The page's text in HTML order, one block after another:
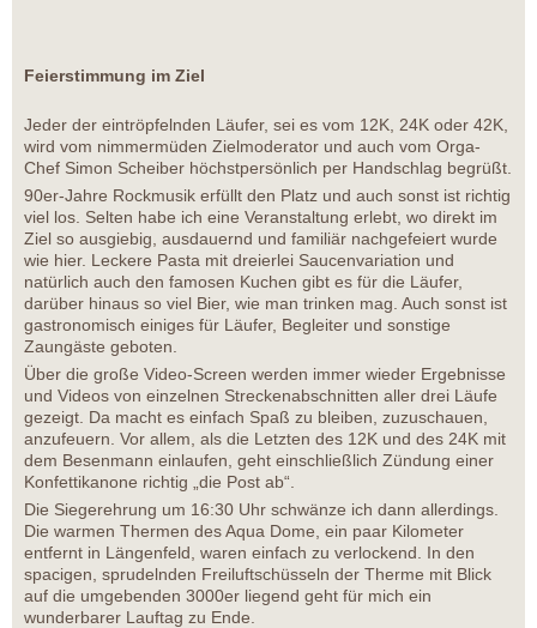
Feierstimmung im Ziel
Jeder der eintröpfelnden Läufer, sei es vom 12K, 24K oder 42K,
wird vom nimmermüden Zielmoderator und auch vom Orga-
Chef Simon Scheiber höchstpersönlich per Handschlag begrüßt.
90er-Jahre Rockmusik erfüllt den Platz und auch sonst ist richtig
viel los. Selten habe ich eine Veranstaltung erlebt, wo direkt im
Ziel so ausgiebig, ausdauernd und familiär nachgefeiert wurde
wie hier. Leckere Pasta mit dreierlei Saucenvariation und
natürlich auch den famosen Kuchen gibt es für die Läufer,
darüber hinaus so viel Bier, wie man trinken mag. Auch sonst ist
gastronomisch einiges für Läufer, Begleiter und sonstige
Zaungäste geboten.
Über die große Video-Screen werden immer wieder Ergebnisse
und Videos von einzelnen Streckenabschnitten aller drei Läufe
gezeigt. Da macht es einfach Spaß zu bleiben, zuzuschauen,
anzufeuern. Vor allem, als die Letzten des 12K und des 24K mit
dem Besenmann einlaufen, geht einschließlich Zündung einer
Konfettikanone richtig „die Post ab“.
Die Siegerehrung um 16:30 Uhr schwänze ich dann allerdings.
Die warmen Thermen des Aqua Dome, ein paar Kilometer
entfernt in Längenfeld, waren einfach zu verlockend. In den
spacigen, sprudelnden Freiluftschüsseln der Therme mit Blick
auf die umgebenden 3000er liegend geht für mich ein
wunderbarer Lauftag zu Ende.